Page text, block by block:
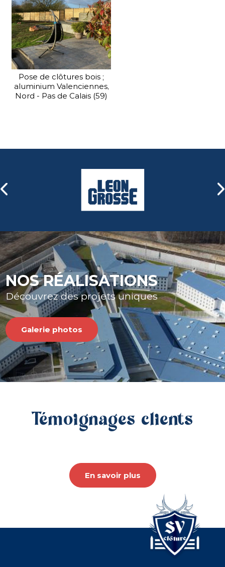
Nous distribuons également
une gamme complète de
portails industriels, avec ou
sans automatisme, que nous
pouvons intégrer dans vos
clôtures.
En savoir plus
Pose de clôtures bois ;
aluminium Valenciennes,
Nord - Pas de Calais (59)
NOS RÉALISATIONS
Découvrez des projets uniques
Galerie photos
Témoignages clients
En savoir plus